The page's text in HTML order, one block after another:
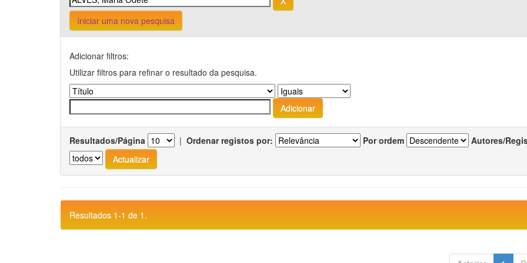
Iniciar uma nova pesquisa
Adicionar filtros:
Utilizar filtros para refinar o resultado da pesquisa.
Resultados/Página | Ordenar registos por: Por ordem Autores/
Resultados 1-1 de 1.